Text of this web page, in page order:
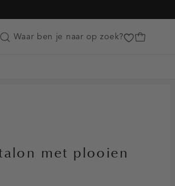
Customer Care
Waar ben je naar op zoek?
met plooien